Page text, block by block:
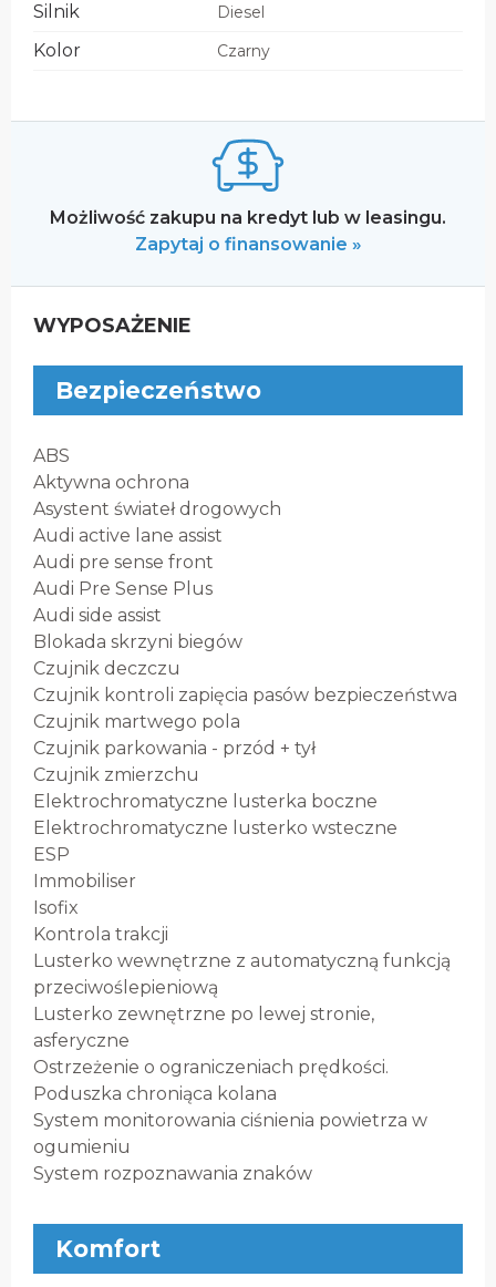
Silnik Diesel
Kolor Czarny
Możliwość zakupu na kredyt lub w leasingu.
Zapytaj o finansowanie »
WYPOSAŻENIE
Bezpieczeństwo
ABS
Aktywna ochrona
Asystent świateł drogowych
Audi active lane assist
Audi pre sense front
Audi Pre Sense Plus
Audi side assist
Blokada skrzyni biegów
Czujnik deczczu
Czujnik kontroli zapięcia pasów bezpieczeństwa
Czujnik martwego pola
Czujnik parkowania - przód + tył
Czujnik zmierzchu
Elektrochromatyczne lusterka boczne
Elektrochromatyczne lusterko wsteczne
ESP
Immobiliser
Isofix
Kontrola trakcji
Lusterko wewnętrzne z automatyczną funkcją
przeciwoślepieniową
Lusterko zewnętrzne po lewej stronie,
asferyczne
Ostrzeżenie o ograniczeniach prędkości.
Poduszka chroniąca kolana
System monitorowania ciśnienia powietrza w
ogumieniu
System rozpoznawania znaków
Komfort